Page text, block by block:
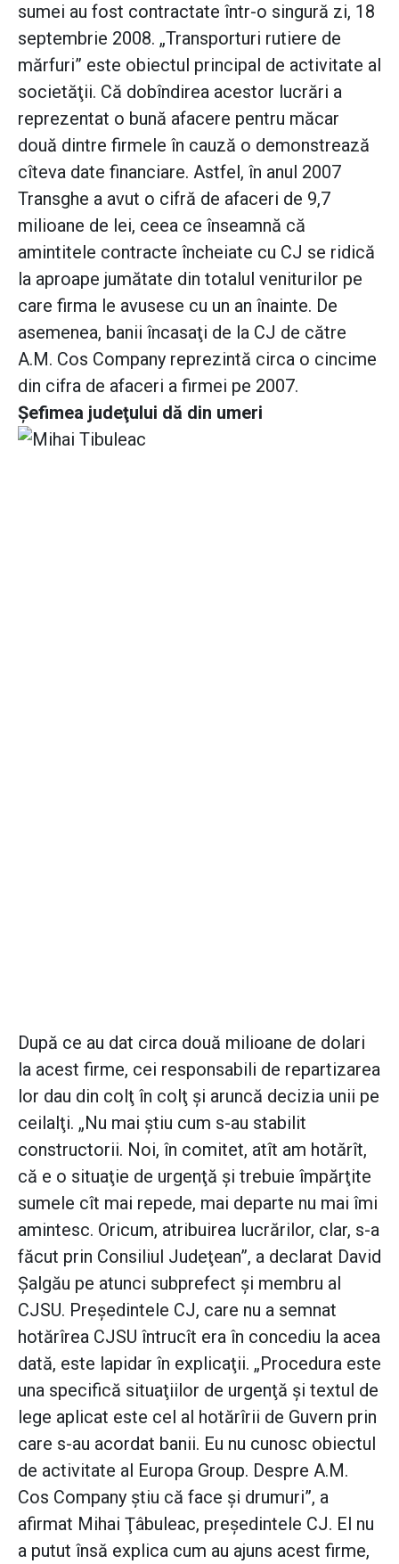
sumei au fost contractate într-o singură zi, 18
septembrie 2008. „Transporturi rutiere de
mărfuri” este obiectul principal de activitate al
societăţii. Că dobîndirea acestor lucrări a
reprezentat o bună afacere pentru măcar
două dintre firmele în cauză o demonstrează
cîteva date financiare. Astfel, în anul 2007
Transghe a avut o cifră de afaceri de 9,7
milioane de lei, ceea ce înseamnă că
amintitele contracte încheiate cu CJ se ridică
la aproape jumătate din totalul veniturilor pe
care firma le avusese cu un an înainte. De
asemenea, banii încasaţi de la CJ de către
A.M. Cos Company reprezintă circa o cincime
din cifra de afaceri a firmei pe 2007.
Şefimea judeţului dă din umeri
După ce au dat circa două milioane de dolari
la acest firme, cei responsabili de repartizarea
lor dau din colţ în colţ şi aruncă decizia unii pe
ceilalţi. „Nu mai ştiu cum s-au stabilit
constructorii. Noi, în comitet, atît am hotărît,
că e o situaţie de urgenţă şi trebuie împărţite
sumele cît mai repede, mai departe nu mai îmi
amintesc. Oricum, atribuirea lucrărilor, clar, s-a
făcut prin Consiliul Judeţean”, a declarat David
Şalgău pe atunci subprefect şi membru al
CJSU. Preşedintele CJ, care nu a semnat
hotărîrea CJSU întrucît era în concediu la acea
dată, este lapidar în explicaţii. „Procedura este
una specifică situaţiilor de urgenţă şi textul de
lege aplicat este cel al hotărîrii de Guvern prin
care s-au acordat banii. Eu nu cunosc obiectul
de activitate al Europa Group. Despre A.M.
Cos Company ştiu că face şi drumuri”, a
afirmat Mihai Ţâbuleac, preşedintele CJ. El nu
a putut însă explica cum au ajuns acest firme,